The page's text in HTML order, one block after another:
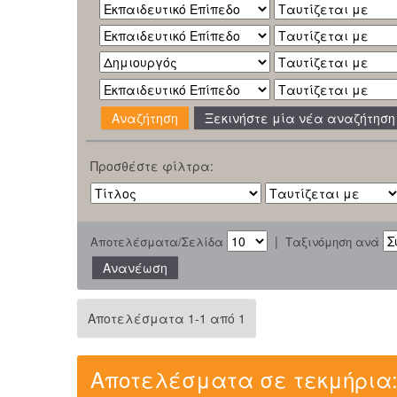
Ξεκινήστε μία νέα αναζήτηση
Προσθέστε φίλτρα:
Αποτελέσματα/Σελίδα | Ταξινόμηση ανά
Αποτελέσματα 1-1 από 1
Αποτελέσματα σε τεκμήρια: